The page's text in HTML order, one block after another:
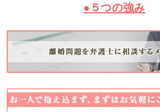
●５つの強み